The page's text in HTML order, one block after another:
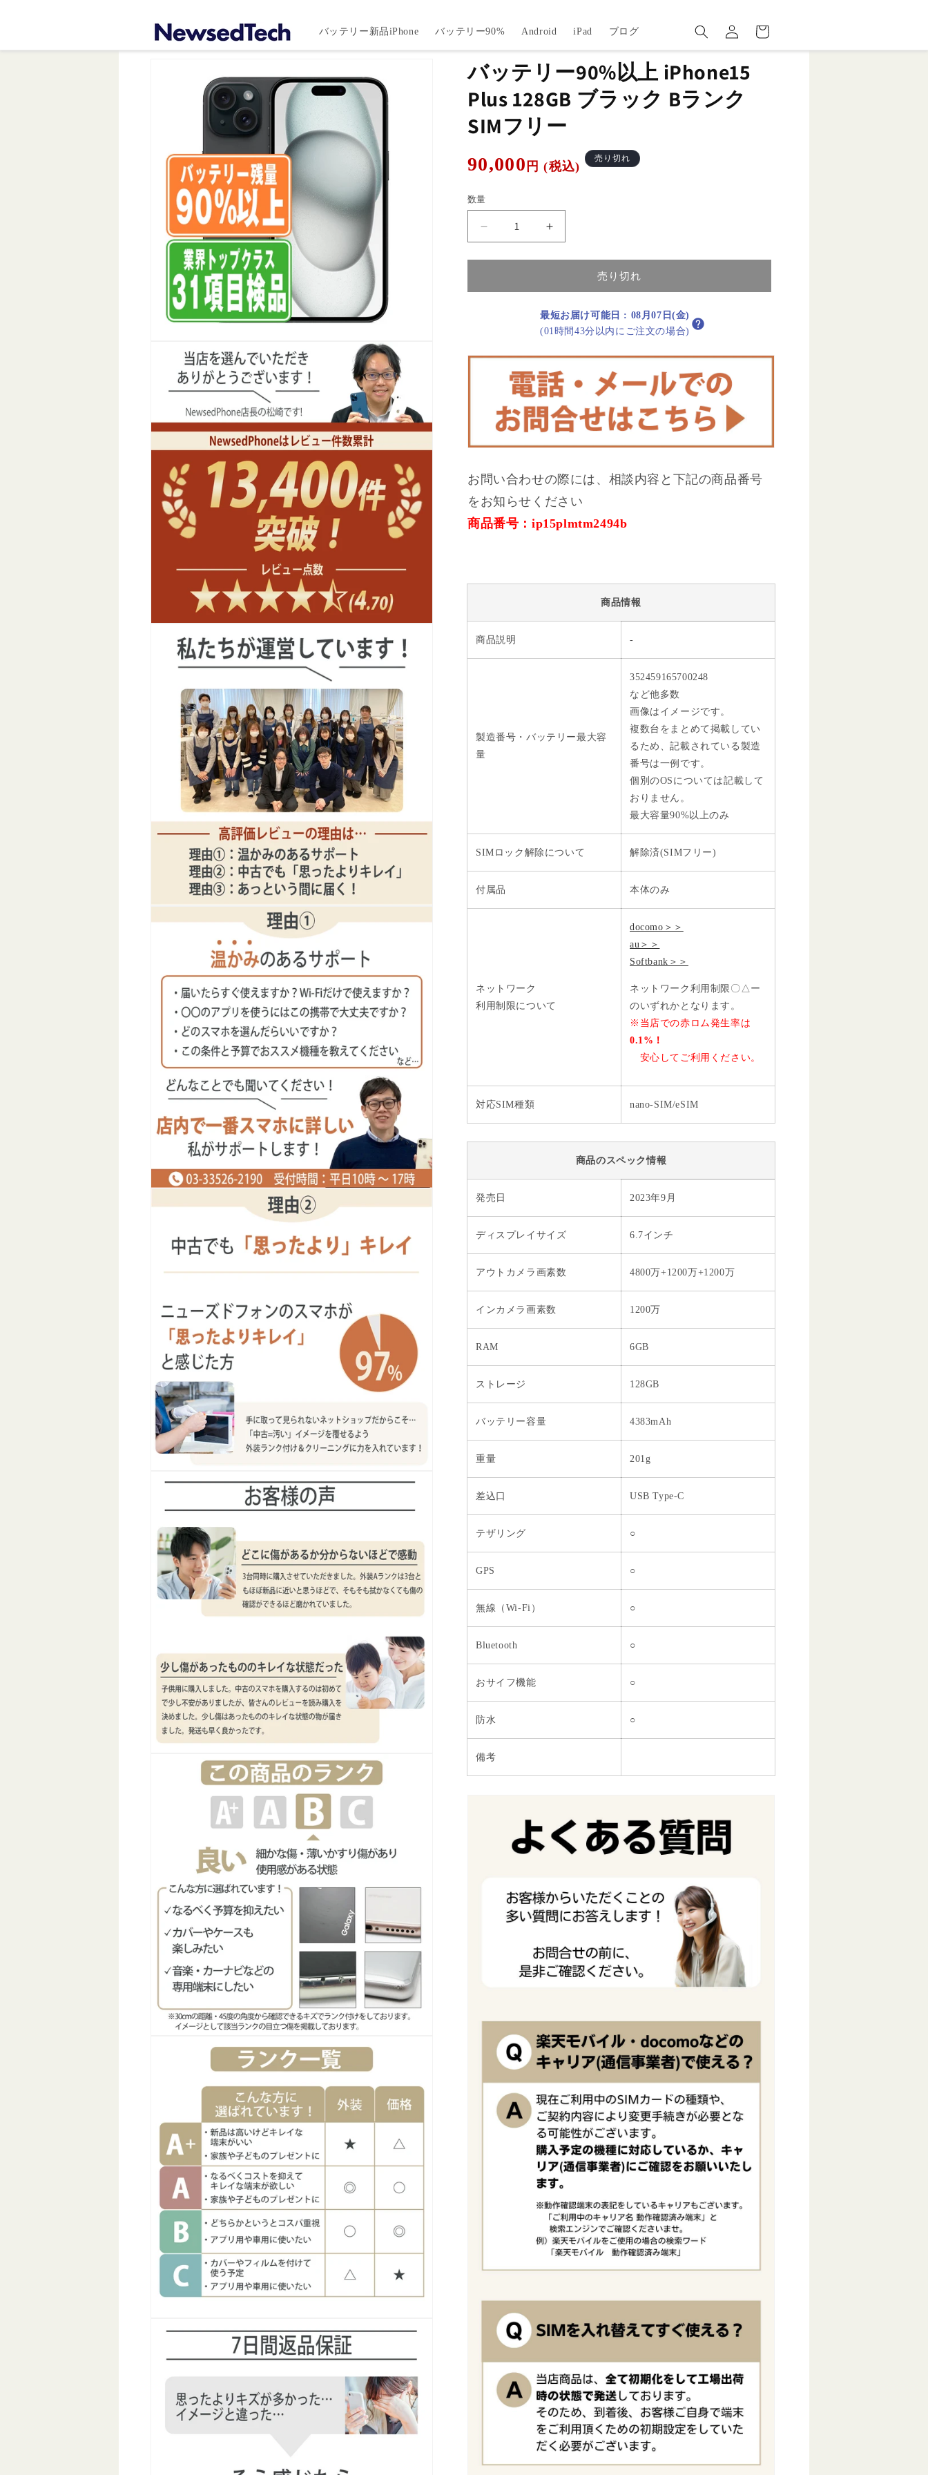
バッテリー新品iPhone バッテリー90% Android iPad ブログ
グ
イ
ー
ト
キップ
バッテリー90%以上 iPhone15
Plus 128GB ブラック Bランク
SIMフリー
通
価
格
90,000 円 (税込)
売り切れ
数量
iPhone15
128GB
B
ラ
ン
ク
ー
数
量
バ
90%
以
iPhone15
Plus
128GB
ブ
ラ
B
ラ
ン
ク
ー
数
売り切れ
最短お届け可能日 : 08月07日(金)
(01時間43分以内にご注文の場合)
お問い合わせの際には、相談内容と下記の商品番号
をお知らせください
商品番号：ip15plmtm2494b
商品情報
商品説明 -
製造番号・バッテリー最大容
量
352459165700248
など他多数
画像はイメージです。
複数台をまとめて掲載してい
るため、記載されている製造
番号は一例です。
個別のOSについては記載して
おりません。
最大容量90%以上のみ
SIMロック解除について 解除済(SIMフリー)
付属品 本体のみ
ネットワーク
利用制限について
docomo＞＞
au＞＞
Softbank＞＞
ネットワーク利用制限〇△ー
のいずれかとなります。
※当店での赤ロム発生率は
0.1%！
安心してご利用ください。
対応SIM種類 nano-SIM/eSIM
商品のスペック情報
発売日 2023年9月
ディスプレイサイズ 6.7インチ
アウトカメラ画素数 4800万+1200万+1200万
インカメラ画素数 1200万
RAM 6GB
ストレージ 128GB
バッテリー容量 4383mAh
重量 201g
差込口 USB Type-C
テザリング ○
GPS ○
無線（Wi-Fi） ○
Bluetooth ○
おサイフ機能 ○
防水 ○
備考